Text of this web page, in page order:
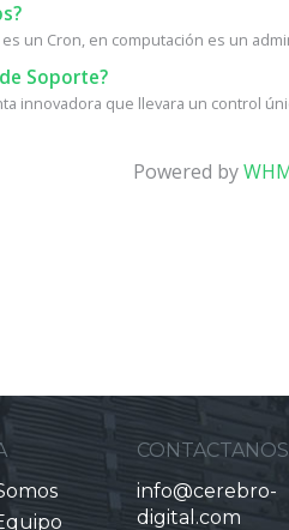
un Cron, en computación es un
Soporte?
innovadora que llevara un control
Powered by
CONTACTANOS
info@cerebro-
digital.com